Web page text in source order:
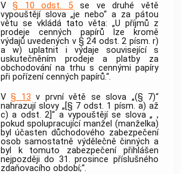
V§ 10 odst. 5se ve druhé větě
vypouštějí slova „je nebo“ a za pátou
větu se vkládá tato věta: „U příjmů z
prodeje cenných papírů lze kromě
výdajů uvedených v § 24 odst. 2 písm. r)
a w) uplatnit i výdaje související s
uskutečněním prodeje a platby za
obchodování na trhu s cennými papíry
při pořízení cenných papírů.“.
V§ 13 v první větě se slova „(§ 7)“
nahrazují slovy „[§ 7 odst. 1 písm. a) až
c) a odst. 2]“ a vypouštějí se slova „ ,
pokud spolupracující manžel (manželka)
byl účasten důchodového zabezpečení
osob samostatně výdělečně činných a
byl k tomuto zabezpečení přihlášen
nejpozději do 31. prosince příslušného
zdaňovacího období;“.